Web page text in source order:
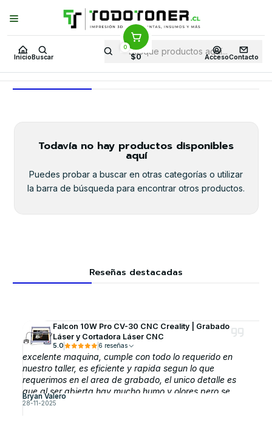
Inicio Buscar
0
$0 AccesoContacto
Puedes Elegir: Comprar enTienda· Despachoa Todo Chile · Retiro en
Tienda en24 Horas
Inicio Todo 3D RESINAS RESINA PARA GUÍA QUIRÚRGICA
RESINA PARA GUÍA QUIRÚRGICA
Todavía no hay productos disponibles
aquí
Puedes probar a buscar en otras categorías o utilizar
la barra de búsqueda para encontrar otros productos.
Reseñas destacadas
Falcon 10W Pro CV-30 CNC Creality | Grabado
Láser y Cortadora Láser CNC
5.0 6 reseñas
excelente maquina, cumple con todo lo requerido en
nuestro taller, es eficiente y rapida segun lo que
requerimos en el area de grabado, el unico detalle es
que al ser abierta hay mucho humo y olores pero se
puede solucionar comprando la cubierta protectora que
esperamos adquirirla pronto.
Bryan Valero
28-11-2025